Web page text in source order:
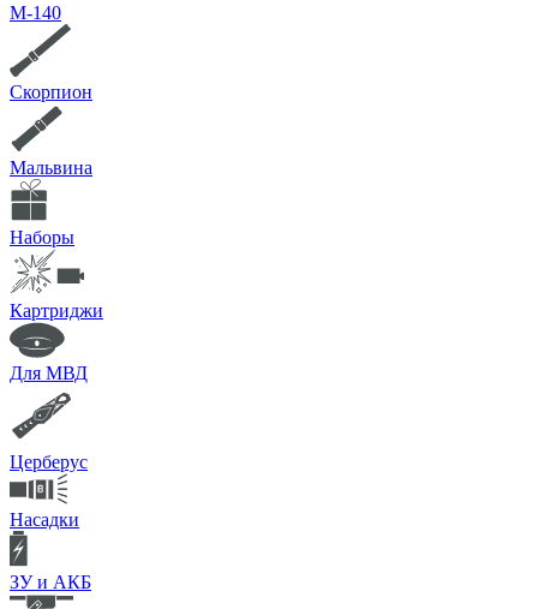
М-140
Скорпион
Мальвина
Наборы
Картриджи
Для МВД
Церберус
Насадки
ЗУ и АКБ